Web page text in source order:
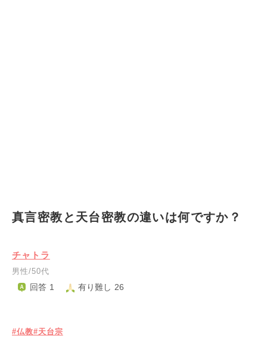
真言密教と天台密教の違いは何ですか？
チャトラ
男性/50代
回答 1 有り難し 26
#仏教#天台宗